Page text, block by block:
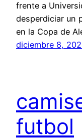
frente a
desperdiciar un
en la Copa de
diciembre 8,
futbol